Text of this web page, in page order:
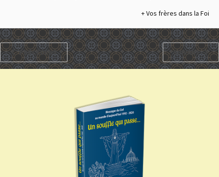
+ Vos frères dans la Foi
PRÉCÉDENT SUIVANT